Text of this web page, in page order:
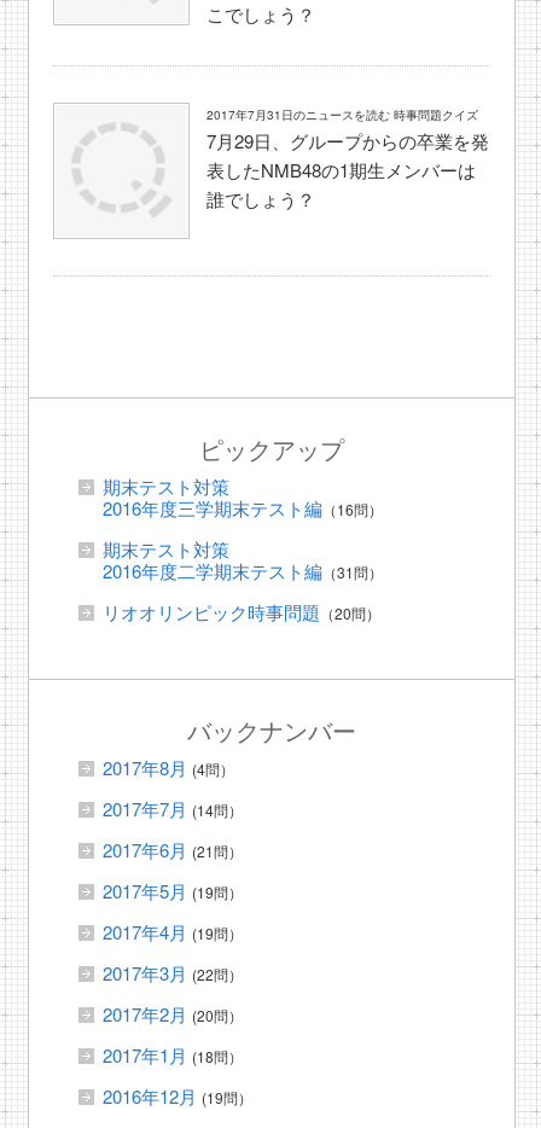
こでしょう？
2017年7月31日のニュースを読む 時事問題クイズ
7月29日、グループからの卒業を発
表したNMB48の1期生メンバーは
誰でしょう？
ピックアップ
期末テスト対策
2016年度三学期末テスト編（16問）
期末テスト対策
2016年度二学期末テスト編（31問）
リオオリンピック時事問題 （20問）
バックナンバー
2017年8月 (4問）
2017年7月 (14問）
2017年6月 (21問）
2017年5月 (19問）
2017年4月 (19問）
2017年3月 (22問）
2017年2月 (20問）
2017年1月 (18問）
2016年12月 (19問）